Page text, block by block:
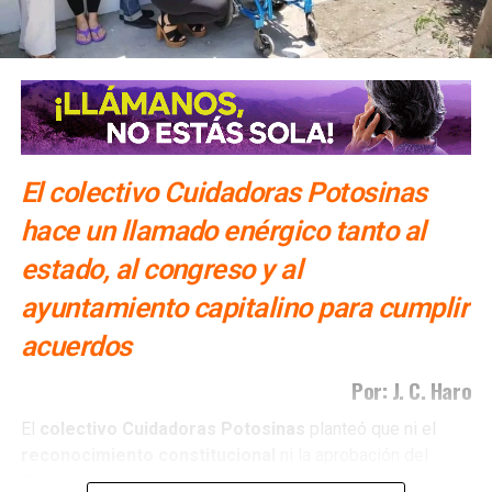
El colectivo Cuidadoras Potosinas
hace un llamado enérgico tanto al
estado, al congreso y al
ayuntamiento capitalino para cumplir
acuerdos
Por: J. C. Haro
El colectivo Cuidadoras Potosinas planteó que ni el
de la capital potosinahan sido suficientes para